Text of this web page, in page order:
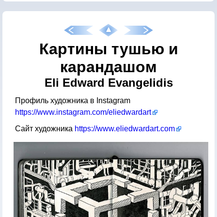
Картины тушью и
карандашом
Eli Edward Evangelidis
Профиль художника в Instagram
https://www.instagram.com/eliedwardart
Сайт художника https://www.eliedwardart.com